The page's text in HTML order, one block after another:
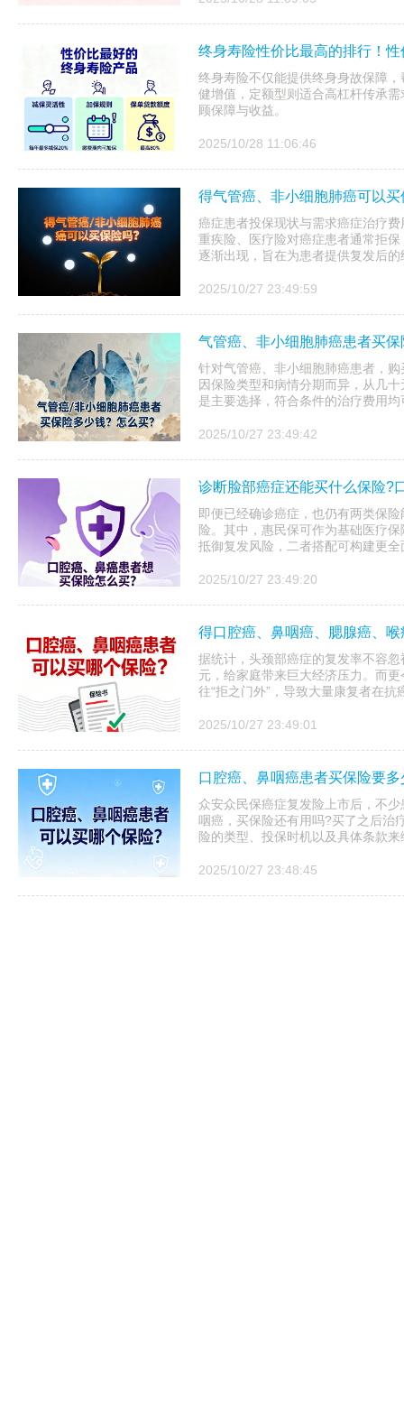
终身寿险性价比最高的排行！
终身寿险不仅能提供终身身故保障
健增值，定额型则适合高杠杆传承
顾保障与收益。
2025/10/28 11:06:46
得气管癌、非小细胞肺癌可以
癌症患者投保现状与需求癌症治疗
重疾险、医疗险对癌症患者通常拒
逐渐出现，旨在为患者提供复发后的
2025/10/27 23:49:59
气管癌、非小细胞肺癌患者买
针对气管癌、非小细胞肺癌患者，
因保险类型和病情分期而异，从几
是主要选择，符合条件的治疗费用
2025/10/27 23:49:42
诊断脸部癌症还能买什么保险?
即便已经确诊癌症，也仍有两类保
险。其中，惠民保可作为基础医疗
抵御复发风险，二者搭配可构建更
2025/10/27 23:49:20
得口腔癌、鼻咽癌、腮腺癌、
据统计，头颈部癌症的复发率不容
元，给家庭带来巨大经济压力。而
往“拒之门外”，导致大量康复者在抗
2025/10/27 23:49:01
口腔癌、鼻咽癌患者买保险要
众安众民保癌症复发险上市后，不
咽癌，买保险还有用吗?买了之后治
险的类型、投保时机以及具体条款
2025/10/27 23:48:45